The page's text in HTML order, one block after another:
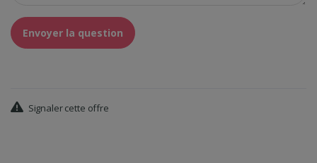
Envoyer la question
Signaler cette offre